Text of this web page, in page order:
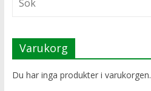
Varukorg
Du har inga produkter i varukorgen.